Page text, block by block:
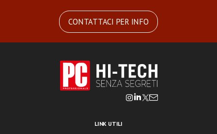
CONTATTACI PER INFO
LINK UTILI